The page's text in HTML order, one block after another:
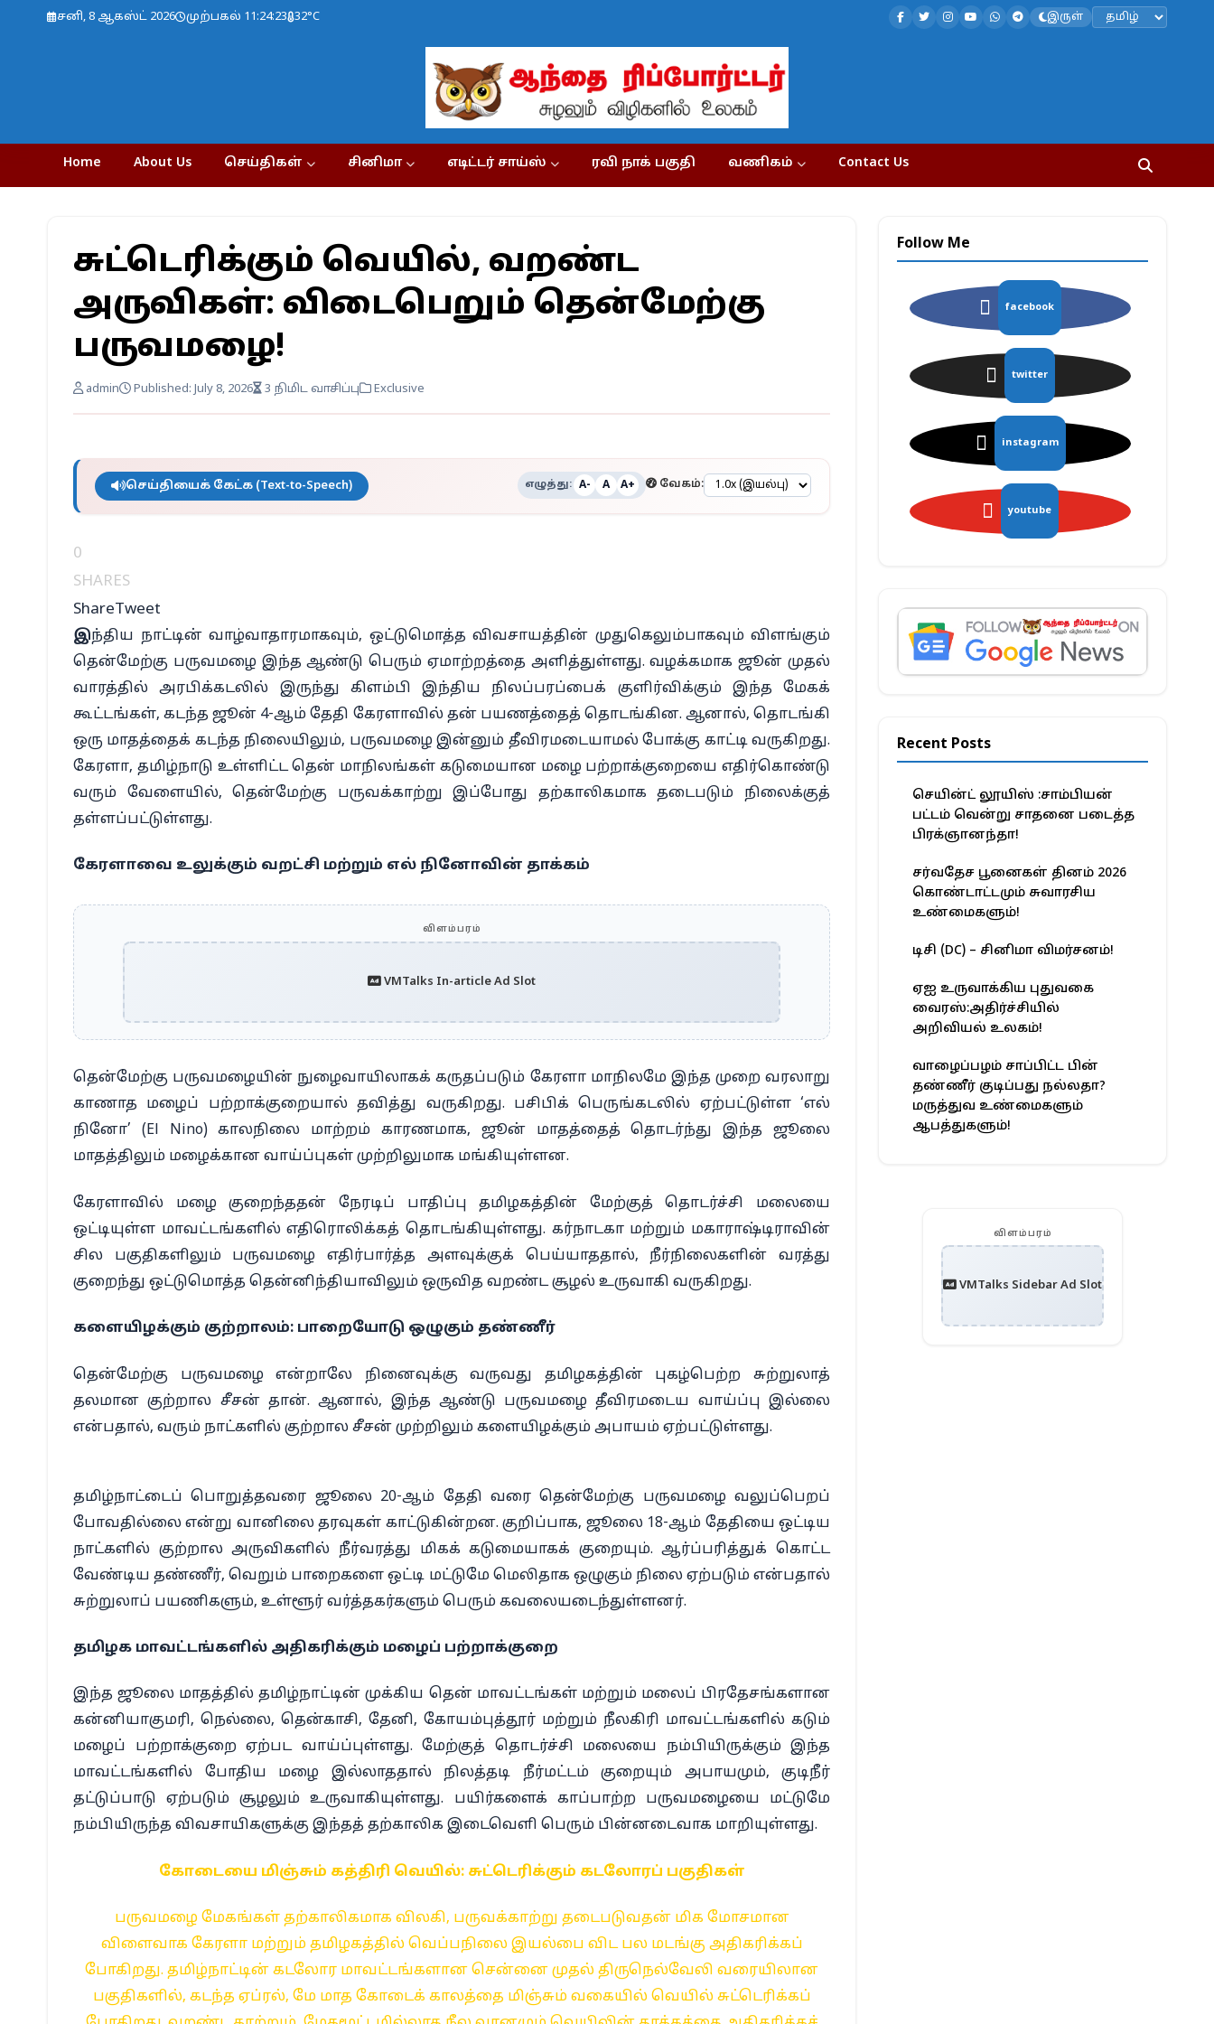
சனி, 8 ஆகஸ்ட் 2026 முற்பகல் 11:24:24 32°C இருள்
Home About Us செய்திகள் சினிமா எடிட்டர் சாய்ஸ் ரவி நாக் பகுதி வணிகம் Contact Us
சுட்டெரிக்கும் வெயில், வறண்ட
அருவிகள்: விடைபெறும் தென்மேற்கு
பருவமழை!
admin Published: July 8, 2026 3 நிமிட வாசிப்பு Exclusive
செய்தியைக் கேட்க (Text-to-Speech) எழுத்து: A- A A+ வேகம்:
0
SHARES
ShareTweet
இந்திய நாட்டின் வாழ்வாதாரமாகவும், ஒட்டுமொத்த விவசாயத்தின் முதுகெலும்பாகவும் விளங்கும்
தென்மேற்கு பருவமழை இந்த ஆண்டு பெரும் ஏமாற்றத்தை அளித்துள்ளது. வழக்கமாக ஜூன் முதல்
வாரத்தில் அரபிக்கடலில் இருந்து கிளம்பி இந்திய நிலப்பரப்பைக் குளிர்விக்கும் இந்த மேகக்
கூட்டங்கள், கடந்த ஜூன் 4-ஆம் தேதி கேரளாவில் தன் பயணத்தைத் தொடங்கின. ஆனால், தொடங்கி
ஒரு மாதத்தைக் கடந்த நிலையிலும், பருவமழை இன்னும் தீவிரமடையாமல் போக்கு காட்டி வருகிறது.
கேரளா, தமிழ்நாடு உள்ளிட்ட தென் மாநிலங்கள் கடுமையான மழை பற்றாக்குறையை எதிர்கொண்டு
வரும் வேளையில், தென்மேற்கு பருவக்காற்று இப்போது தற்காலிகமாக தடைபடும் நிலைக்குத்
தள்ளப்பட்டுள்ளது.
கேரளாவை உலுக்கும் வறட்சி மற்றும் எல் நினோவின் தாக்கம்
விளம்பரம்
VMTalks In-article Ad Slot
தென்மேற்கு பருவமழையின் நுழைவாயிலாகக் கருதப்படும் கேரளா மாநிலமே இந்த முறை வரலாறு
காணாத மழைப் பற்றாக்குறையால் தவித்து வருகிறது. பசிபிக் பெருங்கடலில் ஏற்பட்டுள்ள ‘எல்
நினோ’ (El Nino) காலநிலை மாற்றம் காரணமாக, ஜூன் மாதத்தைத் தொடர்ந்து இந்த ஜூலை
மாதத்திலும் மழைக்கான வாய்ப்புகள் முற்றிலுமாக மங்கியுள்ளன.
கேரளாவில் மழை குறைந்ததன் நேரடிப் பாதிப்பு தமிழகத்தின் மேற்குத் தொடர்ச்சி மலையை
ஒட்டியுள்ள மாவட்டங்களில் எதிரொலிக்கத் தொடங்கியுள்ளது. கர்நாடகா மற்றும் மகாராஷ்டிராவின்
சில பகுதிகளிலும் பருவமழை எதிர்பார்த்த அளவுக்குக் பெய்யாததால், நீர்நிலைகளின் வரத்து
குறைந்து ஒட்டுமொத்த தென்னிந்தியாவிலும் ஒருவித வறண்ட சூழல் உருவாகி வருகிறது.
களையிழக்கும் குற்றாலம்: பாறையோடு ஒழுகும் தண்ணீர்
தென்மேற்கு பருவமழை என்றாலே நினைவுக்கு வருவது தமிழகத்தின் புகழ்பெற்ற சுற்றுலாத்
தலமான குற்றால சீசன் தான். ஆனால், இந்த ஆண்டு பருவமழை தீவிரமடைய வாய்ப்பு இல்லை
என்பதால், வரும் நாட்களில் குற்றால சீசன் முற்றிலும் களையிழக்கும் அபாயம் ஏற்பட்டுள்ளது.
தமிழ்நாட்டைப் பொறுத்தவரை ஜூலை 20-ஆம் தேதி வரை தென்மேற்கு பருவமழை வலுப்பெறப்
போவதில்லை என்று வானிலை தரவுகள் காட்டுகின்றன. குறிப்பாக, ஜூலை 18-ஆம் தேதியை ஒட்டிய
நாட்களில் குற்றால அருவிகளில் நீர்வரத்து மிகக் கடுமையாகக் குறையும். ஆர்ப்பரித்துக் கொட்ட
வேண்டிய தண்ணீர், வெறும் பாறைகளை ஒட்டி மட்டுமே மெலிதாக ஒழுகும் நிலை ஏற்படும் என்பதால்
சுற்றுலாப் பயணிகளும், உள்ளூர் வர்த்தகர்களும் பெரும் கவலையடைந்துள்ளனர்.
தமிழக மாவட்டங்களில் அதிகரிக்கும் மழைப் பற்றாக்குறை
இந்த ஜூலை மாதத்தில் தமிழ்நாட்டின் முக்கிய தென் மாவட்டங்கள் மற்றும் மலைப் பிரதேசங்களான
கன்னியாகுமரி, நெல்லை, தென்காசி, தேனி, கோயம்புத்தூர் மற்றும் நீலகிரி மாவட்டங்களில் கடும்
மழைப் பற்றாக்குறை ஏற்பட வாய்ப்புள்ளது. மேற்குத் தொடர்ச்சி மலையை நம்பியிருக்கும் இந்த
மாவட்டங்களில் போதிய மழை இல்லாததால் நிலத்தடி நீர்மட்டம் குறையும் அபாயமும், குடிநீர்
தட்டுப்பாடு ஏற்படும் சூழலும் உருவாகியுள்ளது. பயிர்களைக் காப்பாற்ற பருவமழையை மட்டுமே
நம்பியிருந்த விவசாயிகளுக்கு இந்தத் தற்காலிக இடைவெளி பெரும் பின்னடைவாக மாறியுள்ளது.
கோடையை மிஞ்சும் கத்திரி வெயில்: சுட்டெரிக்கும் கடலோரப் பகுதிகள்
பருவமழை மேகங்கள் தற்காலிகமாக விலகி, பருவக்காற்று தடைபடுவதன் மிக மோசமான
விளைவாக கேரளா மற்றும் தமிழகத்தில் வெப்பநிலை இயல்பை விட பல மடங்கு அதிகரிக்கப்
போகிறது. தமிழ்நாட்டின் கடலோர மாவட்டங்களான சென்னை முதல் திருநெல்வேலி வரையிலான
பகுதிகளில், கடந்த ஏப்ரல், மே மாத கோடைக் காலத்தை மிஞ்சும் வகையில் வெயில் சுட்டெரிக்கப்
Follow Me
facebook
twitter
instagram
youtube
Recent Posts
செயின்ட் லூயிஸ் :சாம்பியன்
பட்டம் வென்று சாதனை படைத்த
பிரக்ஞானந்தா!
சர்வதேச பூனைகள் தினம் 2026
கொண்டாட்டமும் சுவாரசிய
உண்மைகளும்!
டிசி (DC) – சினிமா விமர்சனம்!
ஏஐ உருவாக்கிய புதுவகை
வைரஸ்:அதிர்ச்சியில்
அறிவியல் உலகம்!
வாழைப்பழம் சாப்பிட்ட பின்
தண்ணீர் குடிப்பது நல்லதா?
மருத்துவ உண்மைகளும்
ஆபத்துகளும்!
விளம்பரம்
VMTalks Sidebar Ad Slot